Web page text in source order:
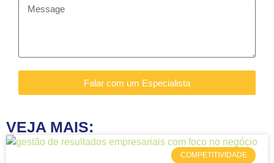
Falar com um Especialista
VEJA MAIS:
COMPETITIVIDADE